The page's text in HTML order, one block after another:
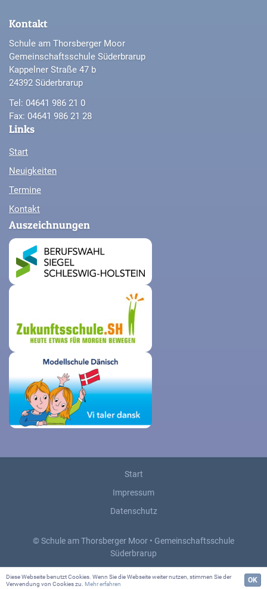
Kontakt
Schule am Thorsberger Moor
Gemeinschaftsschule Süderbrarup
Kappelner Straße 47 b
24392 Süderbrarup
Tel: 04641 986 21 0
Fax: 04641 986 21 28
Links
Start
Neuigkeiten
Termine
Kontakt
Auszeichnungen
Start
Impressum
Datenschutz
© Schule am Thorsberger Moor • Gemeinschaftsschule
Süderbrarup
OK
Diese Webseite benutzt Cookies. Wenn Sie die Webseite weiter nutzen, stimmen Sie der
Verwendung von Cookies zu. Mehr erfahren